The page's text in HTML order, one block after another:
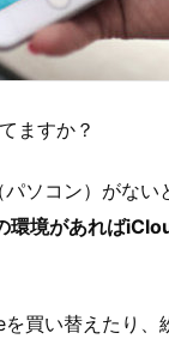
ますか？
ソコン）がない
環境があれば
買い替えたり、